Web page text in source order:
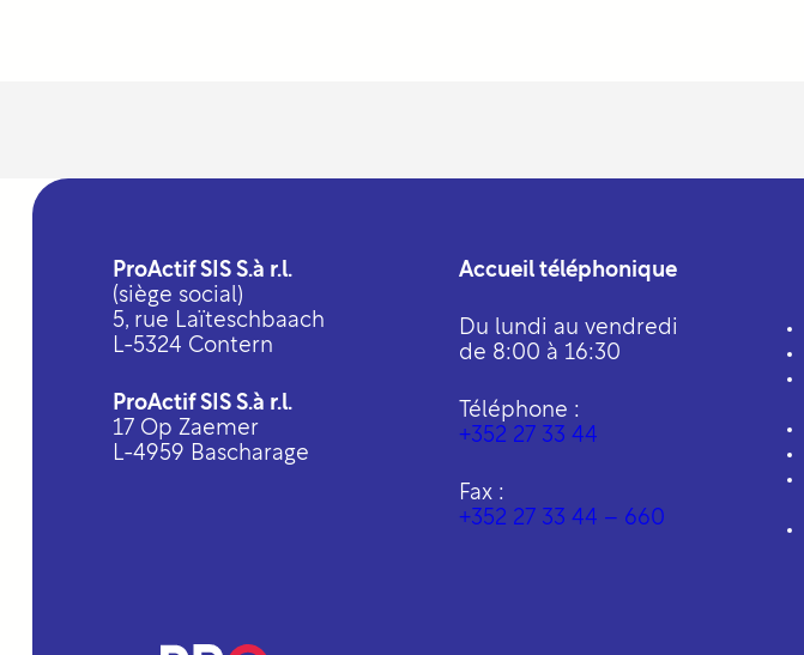
ProActif SIS S.à r.l.
(siège social)
5, rue Laïteschbaach
L-5324 Contern
ProActif SIS S.à r.l.
17 Op Zaemer
L-4959 Bascharage
Accueil téléphonique
Du lundi au vendredi
de 8:00 à 16:30
Téléphone :
+352 27 33 44
Fax :
+352 27 33 44 – 660